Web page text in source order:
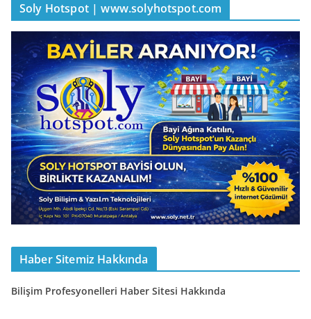
Soly Hotspot | www.solyhotspot.com
Haber Sitemiz Hakkında
Bilişim Profesyonelleri Haber Sitesi Hakkında